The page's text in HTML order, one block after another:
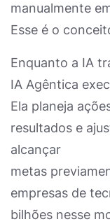
manualmente
Esse é o
Enquanto a IA
IA Agêntica
Ela planeja
resultados e
alcançar
metas
empresas de
bilhões nesse